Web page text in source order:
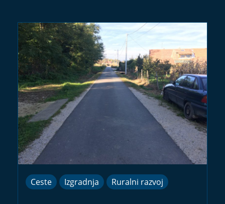
Ceste Izgradnja Ruralni razvoj